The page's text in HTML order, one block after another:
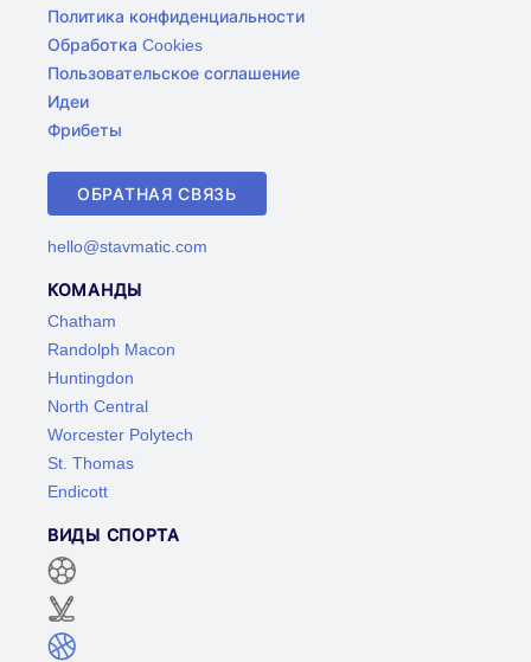
Политика конфиденциальности
Обработка Cookies
Пользовательское соглашение
Идеи
Фрибеты
ОБРАТНАЯ СВЯЗЬ
hello@stavmatic.com
КОМАНДЫ
Chatham
Randolph Macon
Huntingdon
North Central
Worcester Polytech
St. Thomas
Endicott
ВИДЫ СПОРТА